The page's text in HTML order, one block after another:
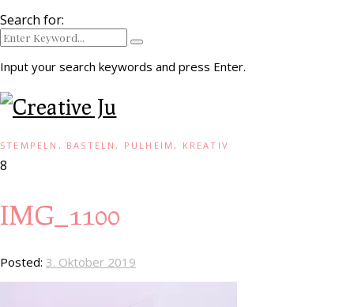
Search for:
Input your search keywords and press Enter.
STEMPELN, BASTELN, PULHEIM, KREATIV
8
IMG_1100
Posted: 3. Oktober 2019